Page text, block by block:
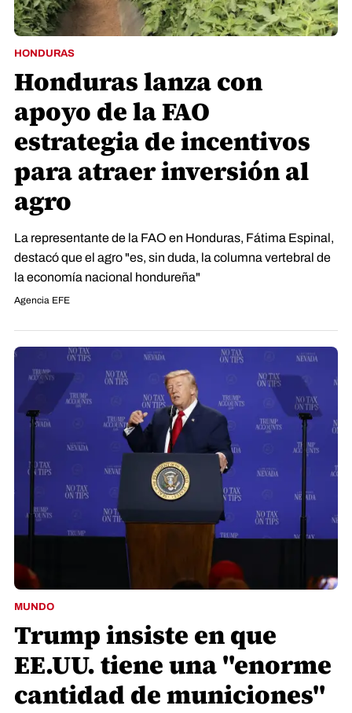
HONDURAS
Honduras lanza con
apoyo de la FAO
estrategia de incentivos
para atraer inversión al
agro
La representante de la FAO en Honduras, Fátima Espinal,
destacó que el agro "es, sin duda, la columna vertebral de
la economía nacional hondureña"
Agencia EFE
MUNDO
Trump insiste en que
EE.UU. tiene una "enorme
cantidad de municiones"